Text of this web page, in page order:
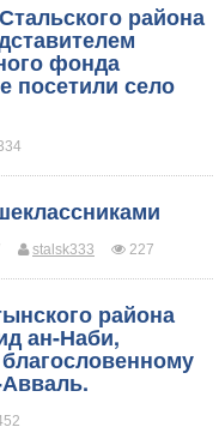
района
фонда
посетили село
stalsk333 227
района
ан-Наби,